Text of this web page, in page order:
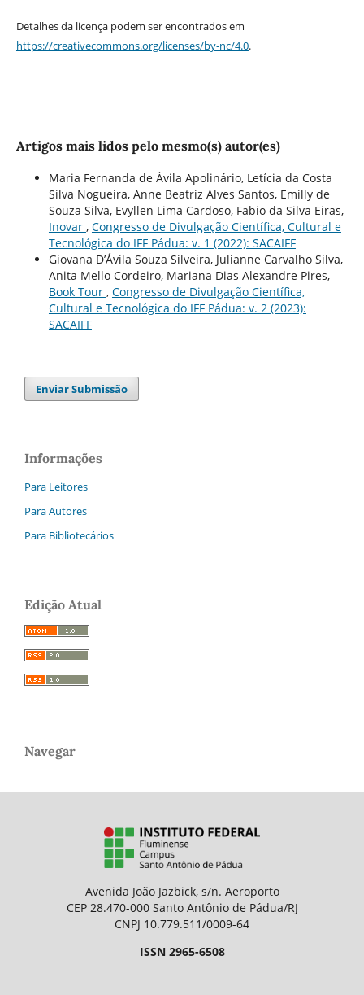
Detalhes da licença podem ser encontrados em
https://creativecommons.org/licenses/by-nc/4.0.
Artigos mais lidos pelo mesmo(s) autor(es)
Maria Fernanda de Ávila Apolinário, Letícia da Costa
Silva Nogueira, Anne Beatriz Alves Santos, Emilly de
Souza Silva, Evyllen Lima Cardoso, Fabio da Silva Eiras,
Inovar , Congresso de Divulgação Científica, Cultural e
Tecnológica do IFF Pádua: v. 1 (2022): SACAIFF
Giovana D’Ávila Souza Silveira, Julianne Carvalho Silva,
Anita Mello Cordeiro, Mariana Dias Alexandre Pires,
Book Tour , Congresso de Divulgação Científica,
Cultural e Tecnológica do IFF Pádua: v. 2 (2023):
SACAIFF
Enviar Submissão
Informações
Para Leitores
Para Autores
Para Bibliotecários
Edição Atual
Navegar
Avenida João Jazbick, s/n. Aeroporto
CEP 28.470-000 Santo Antônio de Pádua/RJ
CNPJ 10.779.511/0009-64
ISSN 2965-6508